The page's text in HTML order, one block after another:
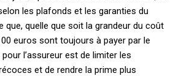
les plafonds et les garanties du
que, quelle que soit la grandeur du coût
euros sont toujours à payer par le
l’assureur est de limiter les
et de rendre la prime plus